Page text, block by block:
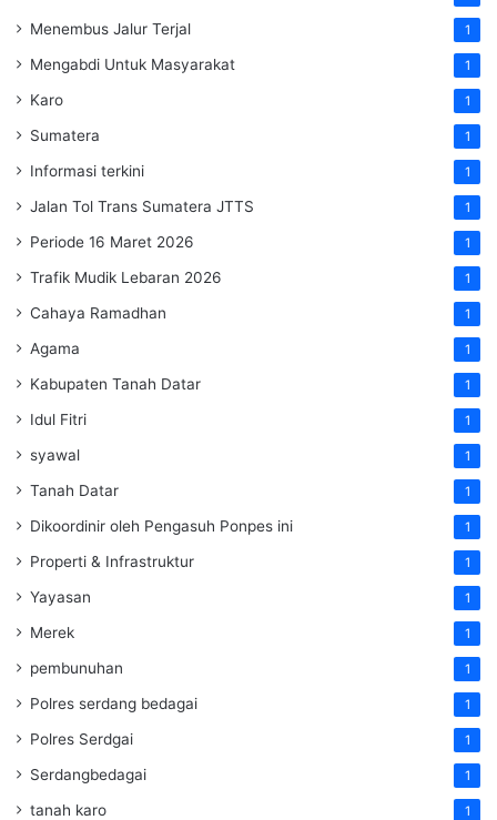
Menembus Jalur Terjal 1
Mengabdi Untuk Masyarakat 1
Karo 1
Sumatera 1
Informasi terkini 1
Jalan Tol Trans Sumatera JTTS 1
Periode 16 Maret 2026 1
Trafik Mudik Lebaran 2026 1
Cahaya Ramadhan 1
Agama 1
Kabupaten Tanah Datar 1
Idul Fitri 1
syawal 1
Tanah Datar 1
Dikoordinir oleh Pengasuh Ponpes ini 1
Properti & Infrastruktur 1
Yayasan 1
Merek 1
pembunuhan 1
Polres serdang bedagai 1
Polres Serdgai 1
Serdangbedagai 1
tanah karo 1